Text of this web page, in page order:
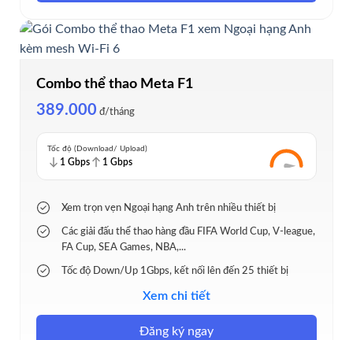
Combo thể thao Meta F1
389.000 đ/tháng
Tốc độ (Download/ Upload)
1 Gbps 1 Gbps
Xem trọn vẹn Ngoại hạng Anh trên nhiều thiết bị
Các giải đấu thể thao hàng đầu FIFA World Cup, V-league,
FA Cup, SEA Games, NBA,...
Tốc độ Down/Up 1Gbps, kết nối lên đến 25 thiết bị
Modem WI-Fi 6 và FPT Play Box, Tặng 1 tháng xem
Tặng 1 thiết bị Access Point & 3 tháng Ultrafast
Xem chi tiết
Đăng ký ngay